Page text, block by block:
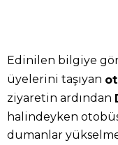
Edinilen bilgiye
üyelerini taşıyan
ziyaretin ardından
halindeyken
dumanlar